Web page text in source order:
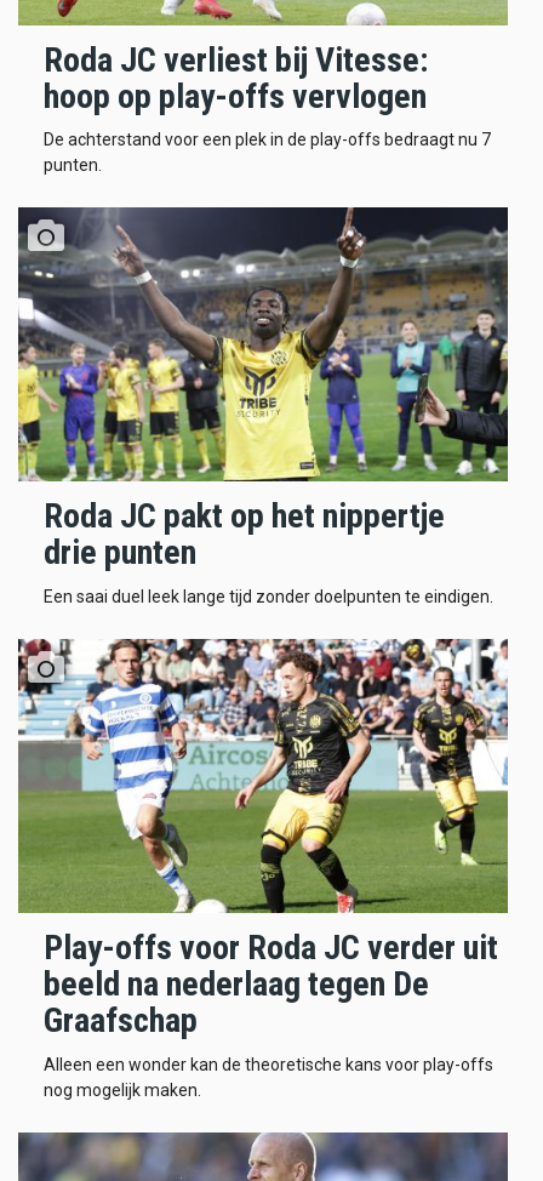
Roda JC verliest bij Vitesse:
hoop op play-offs vervlogen
De achterstand voor een plek in de play-offs bedraagt nu 7
punten.
Roda JC pakt op het nippertje
drie punten
Een saai duel leek lange tijd zonder doelpunten te eindigen.
Play-offs voor Roda JC verder uit
beeld na nederlaag tegen De
Graafschap
Alleen een wonder kan de theoretische kans voor play-offs
nog mogelijk maken.